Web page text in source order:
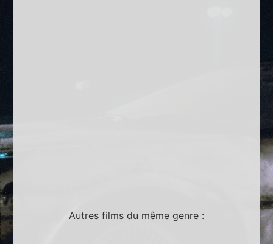
Autres films du même genre :